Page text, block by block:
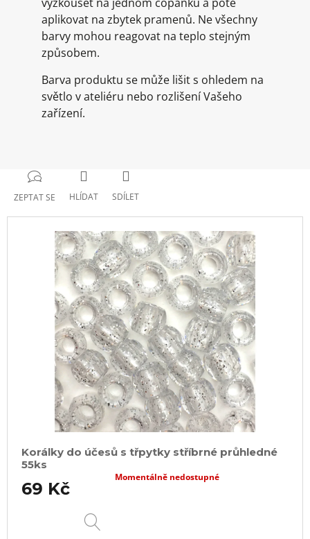
aplikovat na zbytek pramenů. Ne všechny
barvy mohou reagovat na teplo stejným
způsobem.
Barva produktu se může lišit s ohledem na
světlo v ateliéru nebo rozlišení Vašeho
zařízení.
ZEPTAT SE HLÍDAT SDÍLET
Korálky do účesů s třpytky stříbrné průhledné
55ks
69 Kč
Momentálně nedostupné